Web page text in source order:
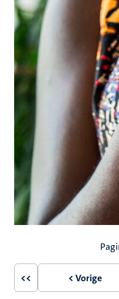
Eerste
<<
Vorige
< Vorige